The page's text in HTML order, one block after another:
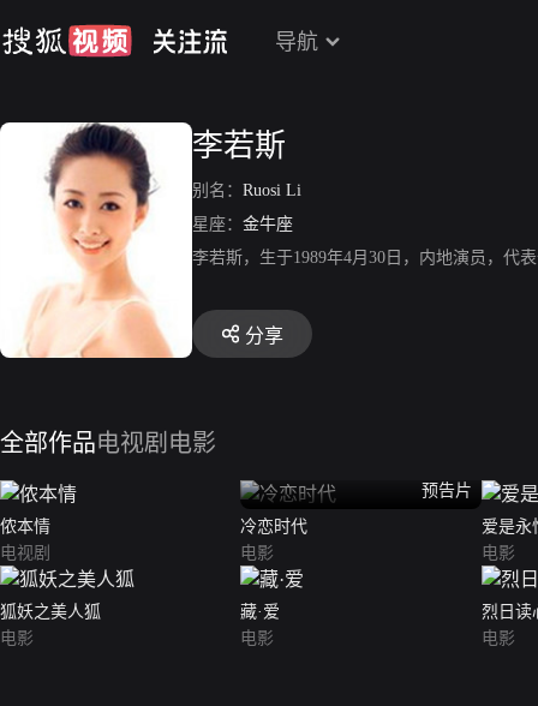
导航
李若斯
别名： Ruosi Li
星座： 金牛座
李若斯，生于1989年4月30日，内地演员，代
分享
全部作品电视剧 电影
侬本情
电视剧
预告片
冷恋时代
电影
爱是永
电影
狐妖之美人狐
电影
藏·爱
电影
烈日读
电影